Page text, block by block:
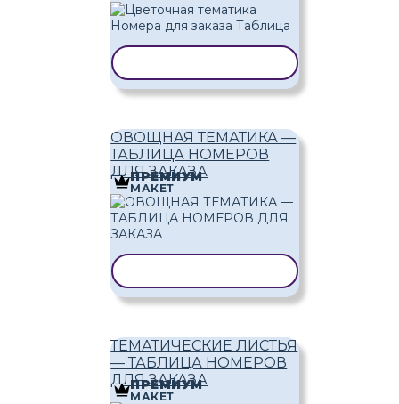
ОВОЩНАЯ ТЕМАТИКА —
ТАБЛИЦА НОМЕРОВ
ДЛЯ ЗАКАЗА
ПРЕМИУМ
МАКЕТ
ТЕМАТИЧЕСКИЕ ЛИСТЬЯ
— ТАБЛИЦА НОМЕРОВ
ДЛЯ ЗАКАЗА
ПРЕМИУМ
МАКЕТ